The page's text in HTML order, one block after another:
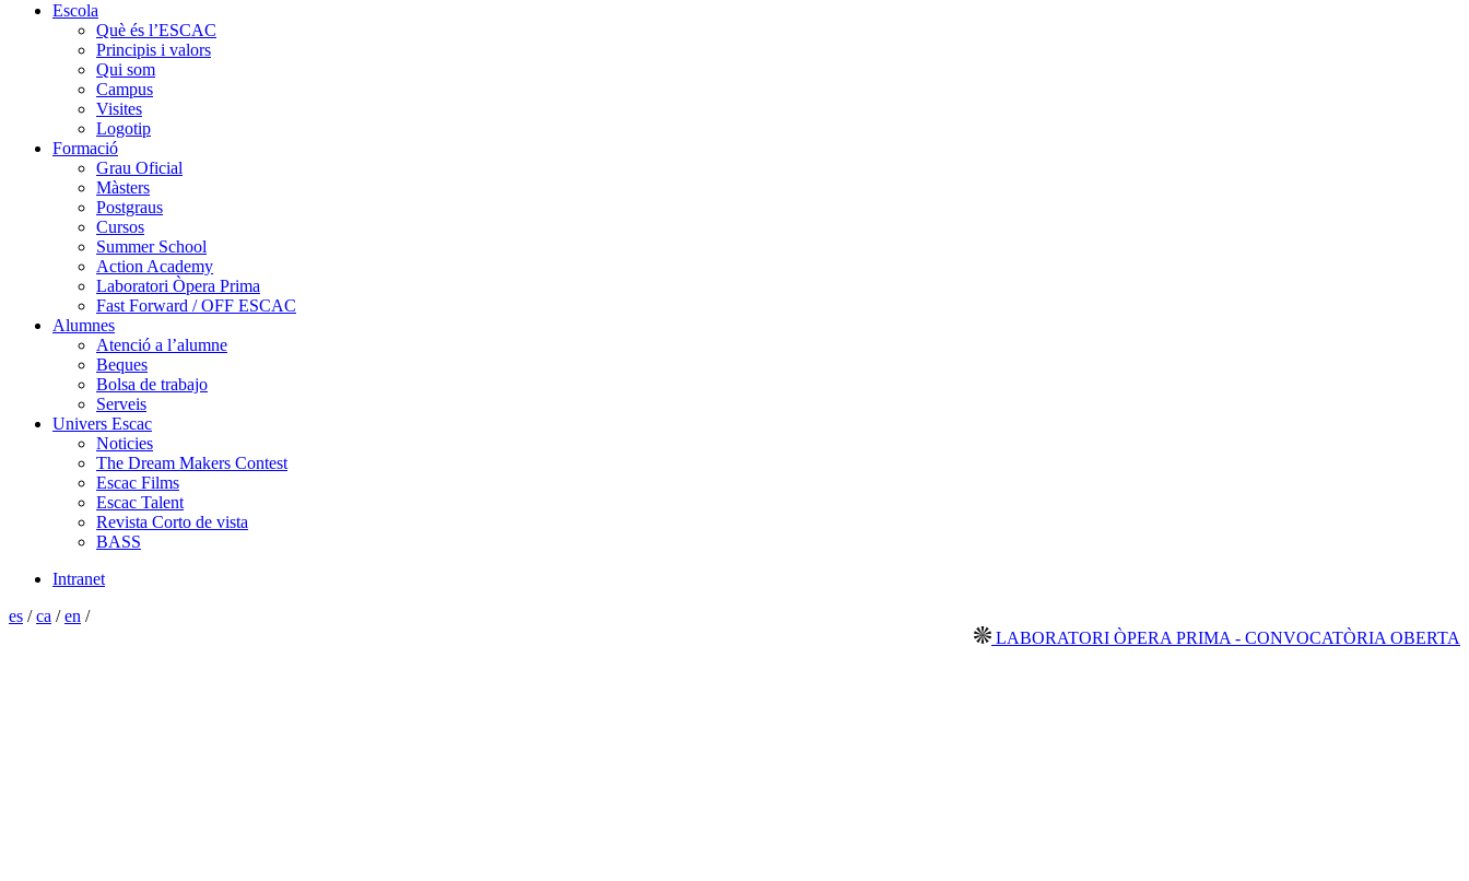
Escola
Què és l’ESCAC
Principis i valors
Qui som
Campus
Visites
Logotip
Formació
Grau Oficial
Màsters
Postgraus
Cursos
Summer School
Action Academy
Laboratori Òpera Prima
Fast Forward / OFF ESCAC
Alumnes
Atenció a l’alumne
Beques
Bolsa de trabajo
Serveis
Univers Escac
Noticies
The Dream Makers Contest
Escac Films
Escac Talent
Revista Corto de vista
BASS
Intranet
es /ca /en /
LABORATORI ÒPERA PRIMA - CONVOCATÒRIA OBERTA 2026